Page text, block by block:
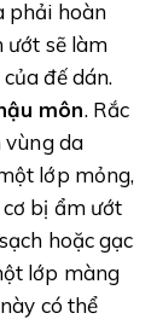
phải hoàn
ướt sẽ làm
đế dán.
môn. Rắc
vùng da
lớp mỏng,
bị ẩm ướt
hoặc gạc
lớp màng
có thể